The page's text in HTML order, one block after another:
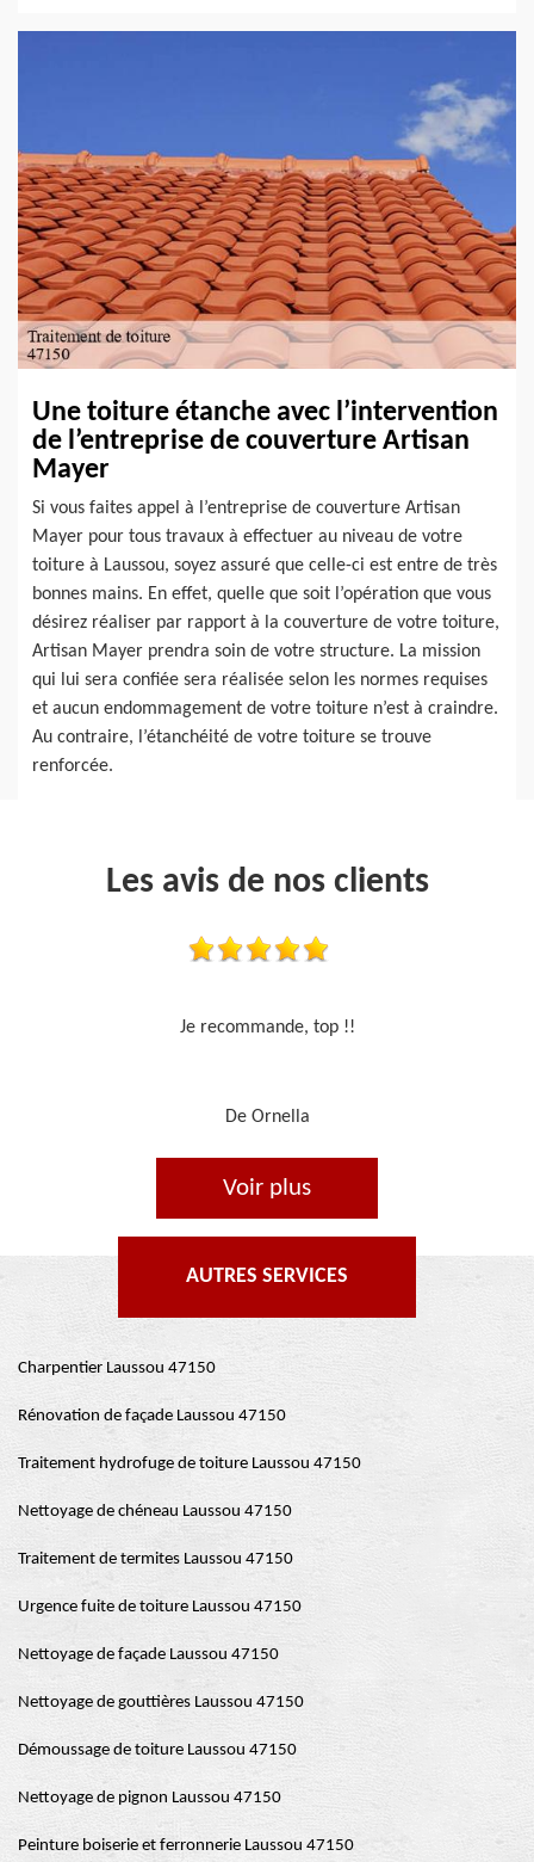
Une toiture étanche avec l’intervention
de l’entreprise de couverture Artisan
Mayer
Si vous faites appel à l’entreprise de couverture Artisan
Mayer pour tous travaux à effectuer au niveau de votre
toiture à Laussou, soyez assuré que celle-ci est entre de très
bonnes mains. En effet, quelle que soit l’opération que vous
désirez réaliser par rapport à la couverture de votre toiture,
Artisan Mayer prendra soin de votre structure. La mission
qui lui sera confiée sera réalisée selon les normes requises
et aucun endommagement de votre toiture n’est à craindre.
Au contraire, l’étanchéité de votre toiture se trouve
renforcée.
Les avis de nos clients
Travail sérieux
De Je cours je peins
Voir plus
AUTRES SERVICES
Charpentier Laussou 47150
Rénovation de façade Laussou 47150
Traitement hydrofuge de toiture Laussou 47150
Nettoyage de chéneau Laussou 47150
Traitement de termites Laussou 47150
Urgence fuite de toiture Laussou 47150
Nettoyage de façade Laussou 47150
Nettoyage de gouttières Laussou 47150
Démoussage de toiture Laussou 47150
Nettoyage de pignon Laussou 47150
Peinture boiserie et ferronnerie Laussou 47150